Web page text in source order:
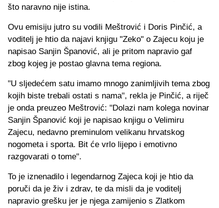
što naravno nije istina.
Ovu emisiju jutro su vodili Meštrović i Doris Pinčić, a
voditelj je htio da najavi knjigu "Zeko" o Zajecu koju je
napisao Sanjin Španović, ali je pritom napravio gaf
zbog kojeg je postao glavna tema regiona.
"U sljedećem satu imamo mnogo zanimljivih tema zbog
kojih biste trebali ostati s nama", rekla je Pinčić, a riječ
je onda preuzeo Meštrović: "Dolazi nam kolega novinar
Sanjin Španović koji je napisao knjigu o Velimiru
Zajecu, nedavno preminulom velikanu hrvatskog
nogometa i sporta. Bit će vrlo lijepo i emotivno
razgovarati o tome".
To je iznenadilo i legendarnog Zajeca koji je htio da
poruči da je živ i zdrav, te da misli da je voditelj
napravio grešku jer je njega zamijenio s Zlatkom